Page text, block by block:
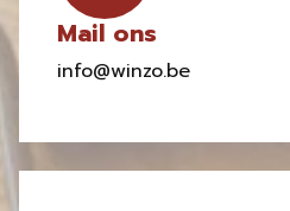
Mail ons
info@winzo.be